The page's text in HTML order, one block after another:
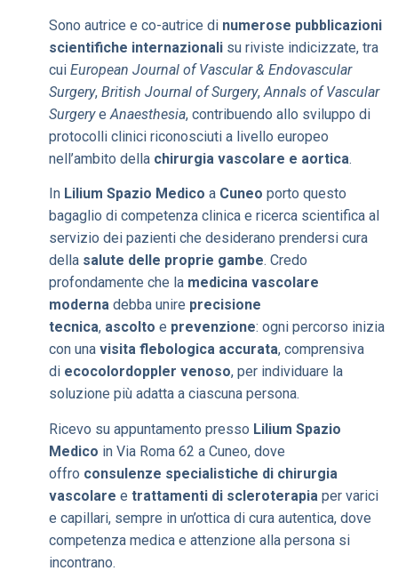
Sono autrice e co-autrice di numerose pubblicazioni
scientifiche internazionali su riviste indicizzate, tra
cui European Journal of Vascular & Endovascular
Surgery, British Journal of Surgery,Annals of Vascular
SurgeryeAnaesthesia, contribuendo allo sviluppo di
protocolli clinici riconosciuti a livello europeo
nell’ambito della chirurgia vascolare e aortica.
In Lilium Spazio Medico a Cuneo porto questo
bagaglio di competenza clinica e ricerca scientifica al
servizio dei pazienti che desiderano prendersi cura
della salute delle proprie gambe. Credo
profondamente che la medicina vascolare
moderna debba unire precisione
tecnica, ascolto e prevenzione: ogni percorso inizia
con una visita flebologica accurata, comprensiva
di ecocolordoppler venoso, per individuare la
soluzione più adatta a ciascuna persona.
Ricevo su appuntamento presso Lilium Spazio
Medico in Via Roma 62 a Cuneo, dove
offro consulenze specialistiche di chirurgia
vascolare e trattamenti di scleroterapia per varici
e capillari, sempre in un’ottica di cura autentica, dove
competenza medica e attenzione alla persona si
incontrano.